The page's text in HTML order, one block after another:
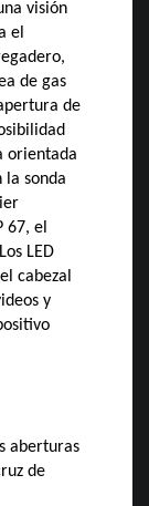
visión
el
de gas
de
orientada
la sonda
67, el
LED
cabezal
y
aberturas
de